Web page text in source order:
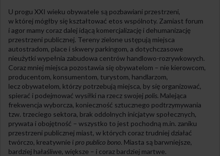
U progu XXI wieku obywatele są pozbawiani przestrzeni,
w której mógłby się kształtować etos wspólnoty. Zamiast forum
i agor mamy coraz dalej idącą komercjalizację i dehumanizację
przestrzeni publicznej. Tereny zielone ustępują miejsca
autostradom, place i skwery parkingom, a dotychczasowe
nieużytki wypełnia zabudowa centrów handlowo-rozrywkowych.
Coraz mniej miejsca pozostawia się obywatelom – nie kierowcom,
producentom, konsumentom, turystom, handlarzom,
lecz obywatelom, którzy potrzebują miejsca, by się organizować,
spierać i podejmować wysiłki na rzecz swojej polis. Malejąca
frekwencja wyborcza, konieczność sztucznego podtrzymywania
tzw. trzeciego sektora, brak oddolnych inicjatyw społecznych,
prywata i obojętność – wszystko to jest pochodną m.in. zaniku
przestrzeni publicznej miast, w których coraz trudniej działać
twórczo, kreatywnie i pro publico bono. Miasta są barwniejsze,
bardziej hałaśliwe, większe – i coraz bardziej martwe.